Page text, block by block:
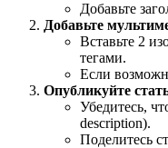
Добавьте
Добавьте
Вставьте 2
тегами.
Если
Опубликуйте
Убедитесь,
description).
Поделитесь